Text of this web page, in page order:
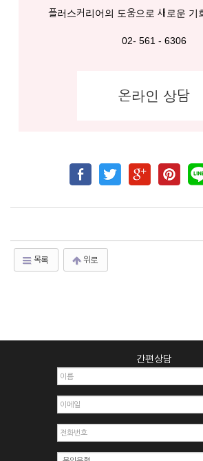
플러스커리어의 도움으로 새로운 기
02- 561 - 6306
온라인 상담
목록 위로
간편상담